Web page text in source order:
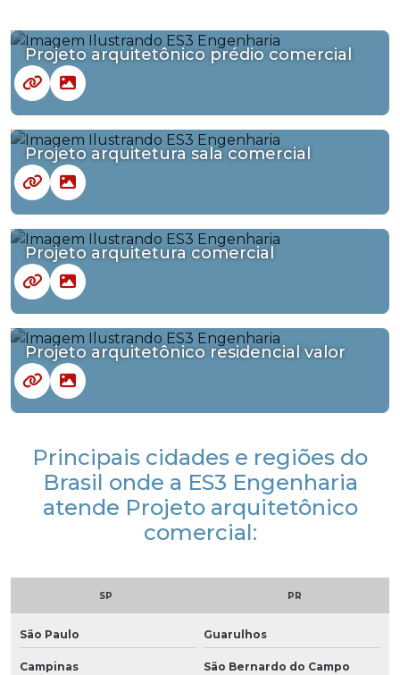
Projeto arquitetônico prédio comercial
Projeto arquitetura sala comercial
Projeto arquitetura comercial
Projeto arquitetônico residencial valor
Principais cidades e regiões do
Brasil onde a ES3 Engenharia
atende Projeto arquitetônico
comercial:
SP PR
São Paulo Guarulhos
Campinas São Bernardo do Campo